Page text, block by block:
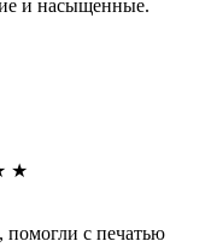
и насыщенные.
★
с печатью